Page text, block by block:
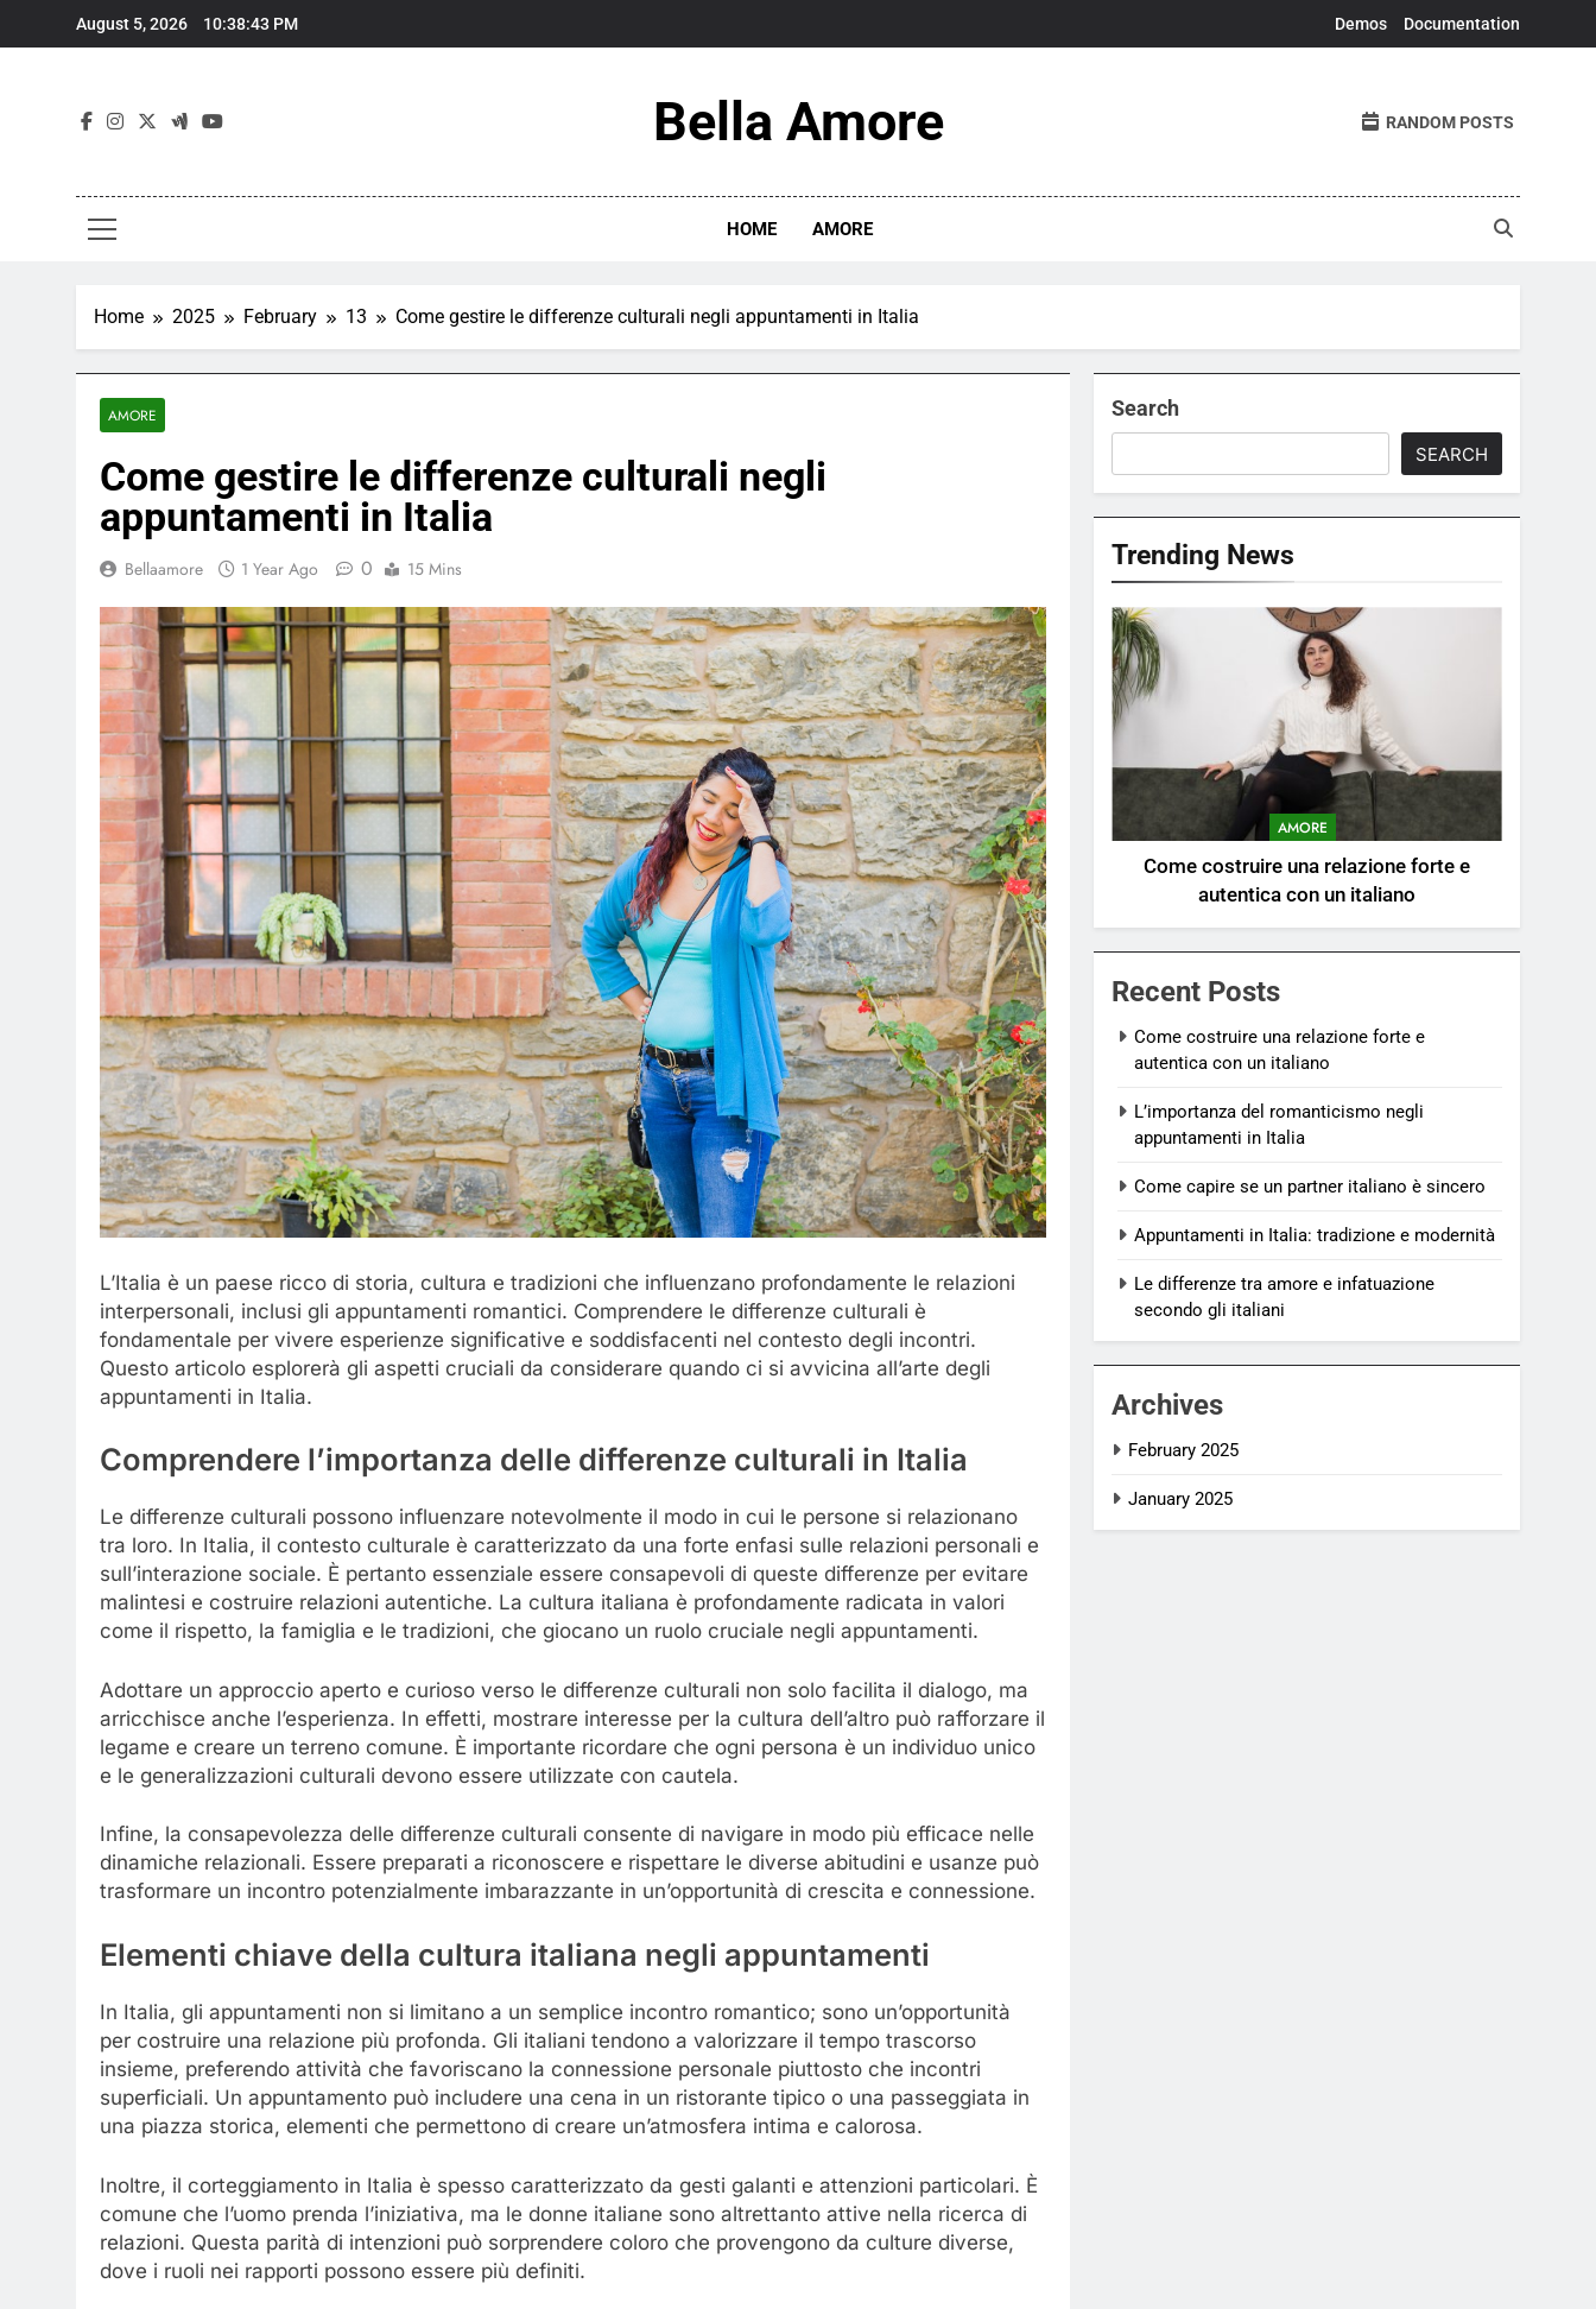
August 5, 2026 10:38:44 PM Demos Documentation
Bella Amore RANDOM POSTS
HOME AMORE
Home 2025 February 13 Come gestire le differenze culturali negli appuntamenti in Italia
AMORE
Come gestire le differenze culturali negli
appuntamenti in Italia
Bellaamore 1 Year Ago 0 15 Mins
L’Italia è un paese ricco di storia, cultura e tradizioni che influenzano profondamente le relazioni
interpersonali, inclusi gli appuntamenti romantici. Comprendere le differenze culturali è
fondamentale per vivere esperienze significative e soddisfacenti nel contesto degli incontri.
Questo articolo esplorerà gli aspetti cruciali da considerare quando ci si avvicina all’arte degli
appuntamenti in Italia.
Comprendere l’importanza delle differenze culturali in Italia
Le differenze culturali possono influenzare notevolmente il modo in cui le persone si relazionano
tra loro. In Italia, il contesto culturale è caratterizzato da una forte enfasi sulle relazioni personali e
sull’interazione sociale. È pertanto essenziale essere consapevoli di queste differenze per evitare
malintesi e costruire relazioni autentiche. La cultura italiana è profondamente radicata in valori
come il rispetto, la famiglia e le tradizioni, che giocano un ruolo cruciale negli appuntamenti.
Adottare un approccio aperto e curioso verso le differenze culturali non solo facilita il dialogo, ma
arricchisce anche l’esperienza. In effetti, mostrare interesse per la cultura dell’altro può rafforzare il
legame e creare un terreno comune. È importante ricordare che ogni persona è un individuo unico
e le generalizzazioni culturali devono essere utilizzate con cautela.
Infine, la consapevolezza delle differenze culturali consente di navigare in modo più efficace nelle
dinamiche relazionali. Essere preparati a riconoscere e rispettare le diverse abitudini e usanze può
trasformare un incontro potenzialmente imbarazzante in un’opportunità di crescita e connessione.
Elementi chiave della cultura italiana negli appuntamenti
In Italia, gli appuntamenti non si limitano a un semplice incontro romantico; sono un’opportunità
per costruire una relazione più profonda. Gli italiani tendono a valorizzare il tempo trascorso
insieme, preferendo attività che favoriscano la connessione personale piuttosto che incontri
superficiali. Un appuntamento può includere una cena in un ristorante tipico o una passeggiata in
una piazza storica, elementi che permettono di creare un’atmosfera intima e calorosa.
Inoltre, il corteggiamento in Italia è spesso caratterizzato da gesti galanti e attenzioni particolari. È
comune che l’uomo prenda l’iniziativa, ma le donne italiane sono altrettanto attive nella ricerca di
relazioni. Questa parità di intenzioni può sorprendere coloro che provengono da culture diverse,
dove i ruoli nei rapporti possono essere più definiti.
Search
SEARCH
Trending News
AMORE
Come costruire una relazione forte e
autentica con un italiano
Recent Posts
Come costruire una relazione forte e
autentica con un italiano
L’importanza del romanticismo negli
appuntamenti in Italia
Come capire se un partner italiano è sincero
Appuntamenti in Italia: tradizione e modernità
Le differenze tra amore e infatuazione
secondo gli italiani
Archives
February 2025
January 2025